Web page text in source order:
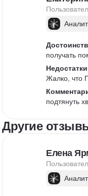
получать
Жалко, что
подтянуть
Другие
Елена